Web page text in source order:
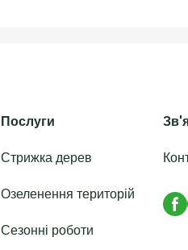
Послуги
Стрижка дерев
Озеленення територій
Сезонні роботи